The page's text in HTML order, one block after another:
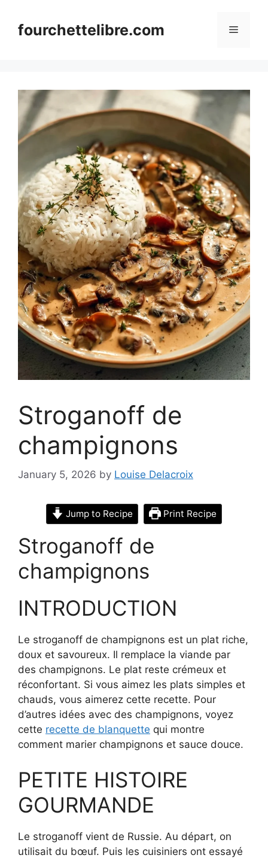
contentfourchettelibre.com Menu
Stroganoff de
champignons
January 5, 2026 by Louise Delacroix
Jump to Recipe Print Recipe
Stroganoff de
champignons
INTRODUCTION
Le stroganoff de champignons est un plat riche,
doux et savoureux. Il remplace la viande par
des champignons. Le plat reste crémeux et
réconfortant. Si vous aimez les plats simples et
chauds, vous aimerez cette recette. Pour
d’autres idées avec des champignons, voyez
cette recette de blanquette qui montre
comment marier champignons et sauce douce.
PETITE HISTOIRE
GOURMANDE
Le stroganoff vient de Russie. Au départ, on
utilisait du bœuf. Puis les cuisiniers ont essayé